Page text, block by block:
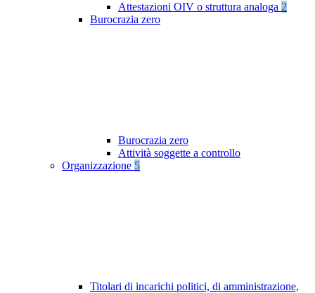
Attestazioni OIV o struttura analoga 2
Burocrazia zero
Burocrazia zero
Attività soggette a controllo
Organizzazione 5
Titolari di incarichi politici, di amministrazione,